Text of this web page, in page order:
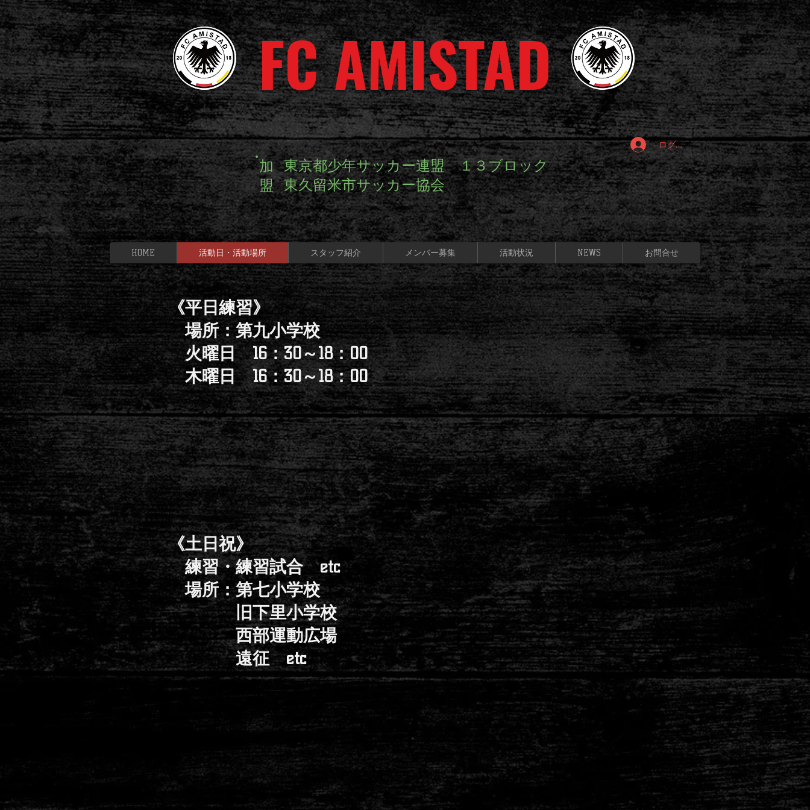
FC AMISTAD
加
盟
東京都少年サッカー連盟 １３ブロック
東久留米市サッカー協会
ログイン
HOME 活動日・活動場所 スタッフ紹介 メンバー募集 活動状況 NEWS お問合せ
《平日練習》
場所：第九小学校
火曜日 16：30～18：00
木曜日 16：30～18：00
《土日祝》
練習・練習試合 etc
場所：第七小学校
旧下里小学校
西部運動広場
遠征 etc